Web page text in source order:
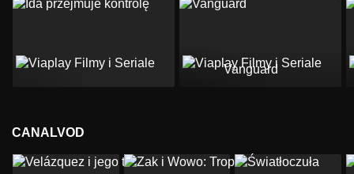
Vanguard
CANALVOD